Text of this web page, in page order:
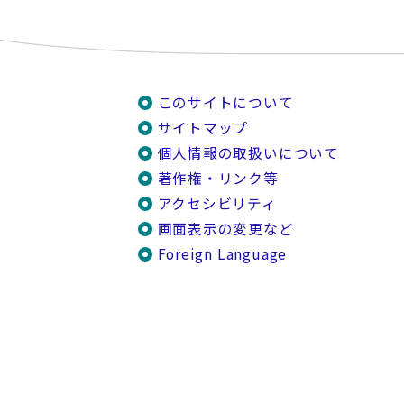
このサイトについて
サイトマップ
個人情報の取扱いについて
著作権・リンク等
アクセシビリティ
画面表示の変更など
Foreign Language